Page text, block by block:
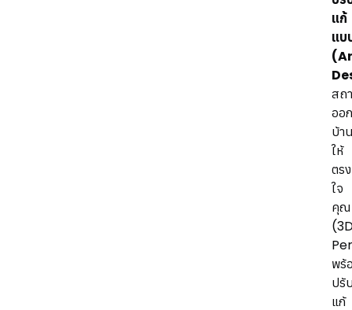
แก้
แบ
สถ
ออ
บ้า
ให้
ตรง
ใจ
คุณ
พร้
ปรั
แก้